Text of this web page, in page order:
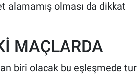
alamamış olması da dikkat
MAÇLARDA
biri olacak bu eşleşmede tur